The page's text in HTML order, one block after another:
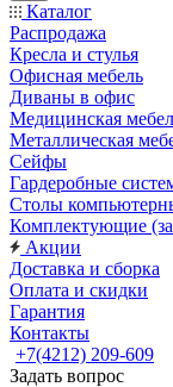
Каталог
Распродажа
Кресла и стулья
Офисная мебель
Диваны в офис
Медицинская
Металлическая
Сейфы
Гардеробные
Столы
Комплектующие
Акции
Доставка и сборка
Оплата и скидки
Гарантия
Контакты
+7(4212) 209-609
Задать вопрос